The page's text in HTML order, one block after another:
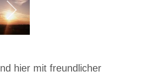
hier mit freundlicher